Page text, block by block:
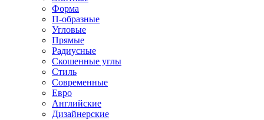
Форма
П-образные
Угловые
Прямые
Радиусные
Скошенные углы
Стиль
Современные
Евро
Английские
Дизайнерские